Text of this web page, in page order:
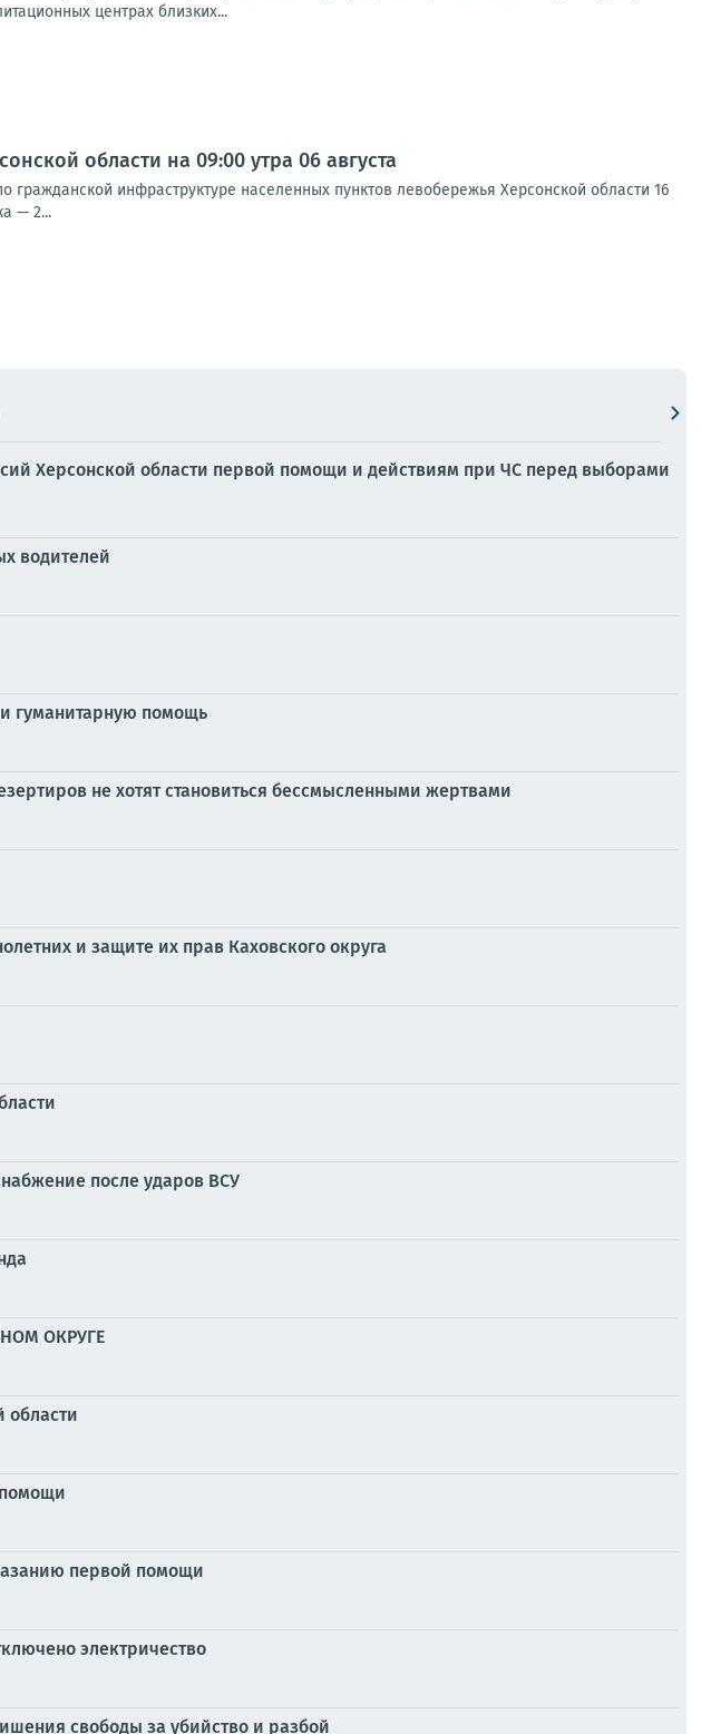
центрах близких...
области на 09:00 утра 06 августа
инфраструктуре населенных пунктов левобережья Херсонской области 16
— 2...
Херсонской области первой помощи и действиям при ЧС перед выборами
водителей
и гуманитарную помощь
не хотят становиться бессмысленными жертвами
и защите их прав Каховского округа
после ударов ВСУ
ОКРУГЕ
области
первой помощи
электричество
свободы за убийство и разбой